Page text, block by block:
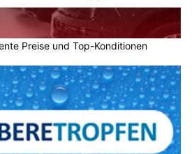
Preise und Top-Konditionen